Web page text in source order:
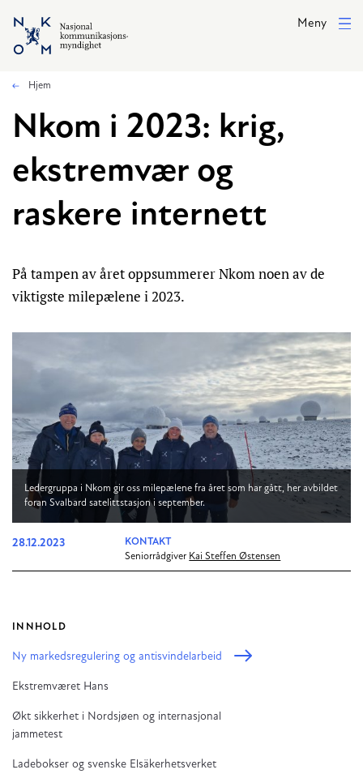
Hopp til hovedinnhold
Meny
Hjem
Nkom i 2023: krig,
ekstremvær og
raskere internett
På tampen av året oppsummerer Nkom noen av de
viktigste milepælene i 2023.
Ledergruppa i Nkom gir oss milepælene fra året som har gått, her avbildet
foran Svalbard satelittstasjon i september.
28.12.2023
KONTAKT
Seniorrådgiver Kai Steffen Østensen
INNHOLD
Ny markedsregulering og antisvindelarbeid
Ekstremværet Hans
Økt sikkerhet i Nordsjøen og internasjonal
jammetest
Ladebokser og svenske Elsäkerhetsverket